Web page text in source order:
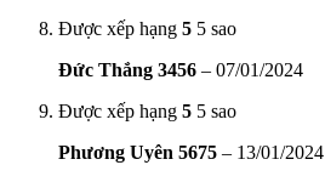
Được xếp hạng 5 5 sao
Đức Thắng 3456 – 07/01/2024
Được xếp hạng 5 5 sao
Phương Uyên 5675 – 13/01/2024